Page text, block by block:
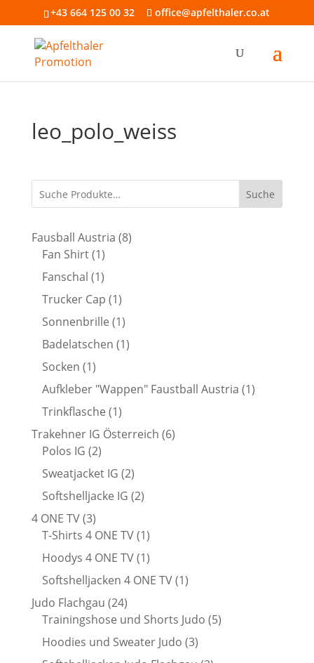
+43 664 125 00 32 office@apfelthaler.co.at
leo_polo_weiss
Suche
Fausball Austria 88
Fan Shirt 11
Produkt
Fanschal 11
Produkt
Trucker Cap 11
Produkt
Sonnenbrille 11
Produkt
Badelatschen 11
Socken 11
Produkt
Aufkleber "Wappen" Faustball Austria 11
Trinkflasche 11
Produkt
Trakehner IG Österreich 66
Polos IG 22
Produkte
Sweatjacket IG 22
Produkte
Softshelljacke IG 22
4 ONE TV 33
Produkte
T-Shirts 4 ONE TV 11
Produkt
Hoodys 4 ONE TV 11
Produkt
Softshelljacken 4 ONE TV 11
Judo Flachgau 2424
Produkte
Trainingshose und Shorts Judo 55
Hoodies und Sweater Judo 33
Produkte